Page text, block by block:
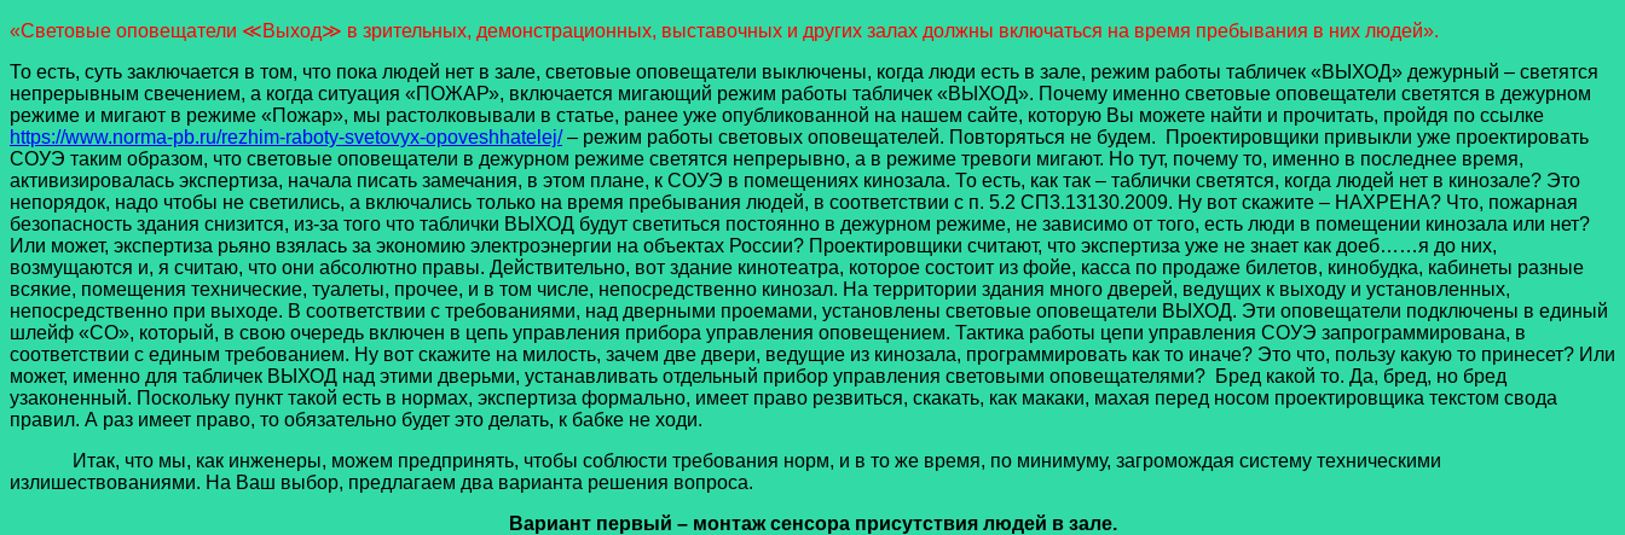
«Световые оповещатели ≪Выход≫ в зрительных, демонстрационных, выставочных и других залах должны включаться на время пребывания в них людей».
То есть, суть заключается в том, что пока людей нет в зале, световые оповещатели выключены, когда люди есть в зале, режим работы табличек «ВЫХОД» дежурный – светятся
непрерывным свечением, а когда ситуация «ПОЖАР», включается мигающий режим работы табличек «ВЫХОД». Почему именно световые оповещатели светятся в дежурном
режиме и мигают в режиме «Пожар», мы растолковывали в статье, ранее уже опубликованной на нашем сайте, которую Вы можете найти и прочитать, пройдя по ссылке
https://www.norma-pb.ru/rezhim-raboty-svetovyx-opoveshhatelej/– режим работы световых оповещателей. Повторяться не будем. Проектировщики привыкли уже проектировать
СОУЭ таким образом, что световые оповещатели в дежурном режиме светятся непрерывно, а в режиме тревоги мигают. Но тут, почему то, именно в последнее время,
активизировалась экспертиза, начала писать замечания, в этом плане, к СОУЭ в помещениях кинозала. То есть, как так – таблички светятся, когда людей нет в кинозале? Это
непорядок, надо чтобы не светились, а включались только на время пребывания людей, в соответствии с п. 5.2 СП3.13130.2009. Ну вот скажите – НАХРЕНА? Что, пожарная
безопасность здания снизится, из-за того что таблички ВЫХОД будут светиться постоянно в дежурном режиме, не зависимо от того, есть люди в помещении кинозала или нет?
Или может, экспертиза рьяно взялась за экономию электроэнергии на объектах России? Проектировщики считают, что экспертиза уже не знает как доеб……я до них,
возмущаются и, я считаю, что они абсолютно правы. Действительно, вот здание кинотеатра, которое состоит из фойе, касса по продаже билетов, кинобудка, кабинеты разные
всякие, помещения технические, туалеты, прочее, и в том числе, непосредственно кинозал. На территории здания много дверей, ведущих к выходу и установленных,
непосредственно при выходе. В соответствии с требованиями, над дверными проемами, установлены световые оповещатели ВЫХОД. Эти оповещатели подключены в единый
шлейф «СО», который, в свою очередь включен в цепь управления прибора управления оповещением. Тактика работы цепи управления СОУЭ запрограммирована, в
соответствии с единым требованием. Ну вот скажите на милость, зачем две двери, ведущие из кинозала, программировать как то иначе? Это что, пользу какую то принесет? Или
может, именно для табличек ВЫХОД над этими дверьми, устанавливать отдельный прибор управления световыми оповещателями? Бред какой то. Да, бред, но бред
узаконенный. Поскольку пункт такой есть в нормах, экспертиза формально, имеет право резвиться, скакать, как макаки, махая перед носом проектировщика текстом свода
правил. А раз имеет право, то обязательно будет это делать, к бабке не ходи.
Итак, что мы, как инженеры, можем предпринять, чтобы соблюсти требования норм, и в то же время, по минимуму, загромождая систему техническими
излишествованиями. На Ваш выбор, предлагаем два варианта решения вопроса.
Вариант первый – монтаж сенсора присутствия людей в зале.